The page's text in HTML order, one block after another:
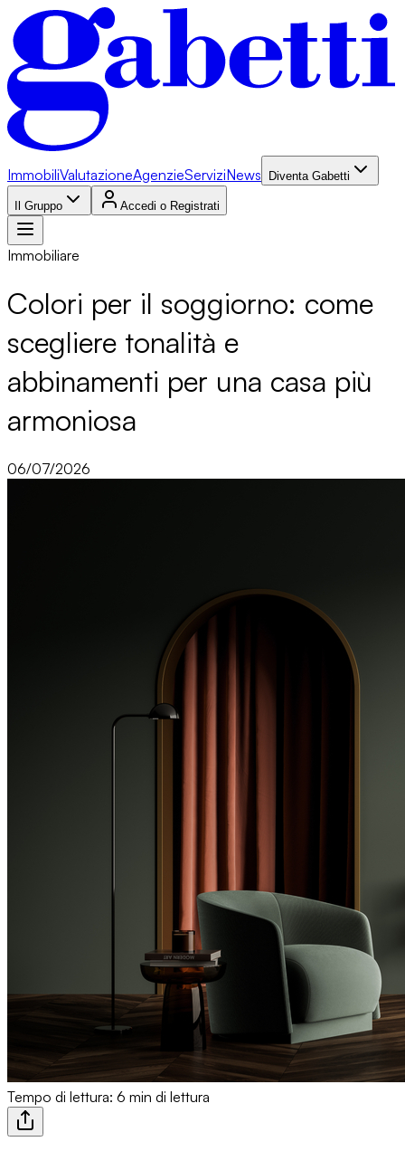
ImmobiliValutazioneAgenzieServiziNews Diventa Gabetti
Il Gruppo Accedi o Registrati
Immobiliare
Colori per il soggiorno: come
scegliere tonalità e
abbinamenti per una casa più
armoniosa
06/07/2026
Tempo di lettura: 6 min di lettura